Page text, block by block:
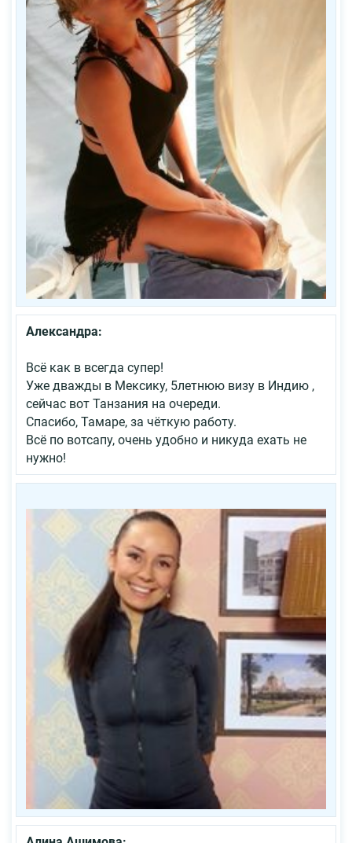
Александра:
Всё как в всегда супер!
Уже дважды в Мексику, 5летнюю визу в Индию ,
сейчас вот Танзания на очереди.
Спасибо, Тамаре, за чёткую работу.
Всё по вотсапу, очень удобно и никуда ехать не
нужно!